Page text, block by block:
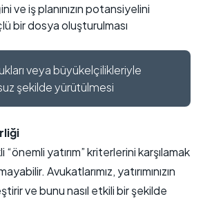
ve iş planınızın potansiyelini
bir dosya oluşturulması
veya büyükelçilikleriyle
şekilde yürütülmesi
yatırım” kriterlerini karşılamak
Avukatlarımız, yatırımınızın
ve bunu nasıl etkili bir şekilde